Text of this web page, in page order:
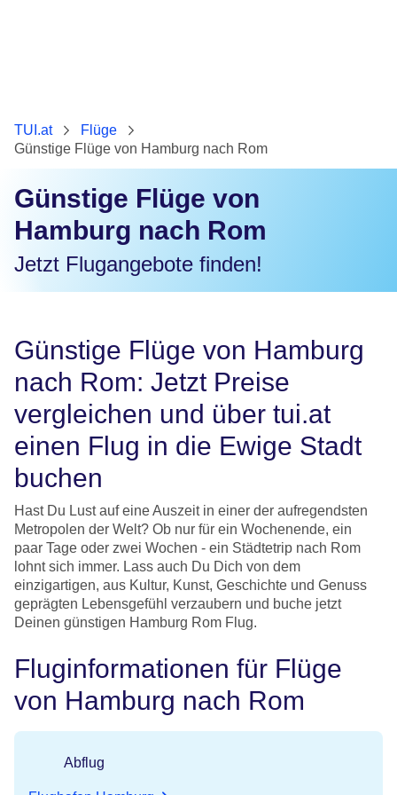
TUI.at
Flüge
Günstige Flüge von Hamburg nach Rom
Günstige Flüge von
Hamburg nach Rom
Jetzt Flugangebote finden!
Günstige Flüge von Hamburg
nach Rom: Jetzt Preise
vergleichen und über tui.at
einen Flug in die Ewige Stadt
buchen
Hast Du Lust auf eine Auszeit in einer der aufregendsten
Metropolen der Welt? Ob nur für ein Wochenende, ein
paar Tage oder zwei Wochen - ein Städtetrip nach Rom
lohnt sich immer. Lass auch Du Dich von dem
einzigartigen, aus Kultur, Kunst, Geschichte und Genuss
geprägten Lebensgefühl verzaubern und buche jetzt
Deinen günstigen Hamburg Rom Flug.
Fluginformationen für Flüge
von Hamburg nach Rom
Abflug